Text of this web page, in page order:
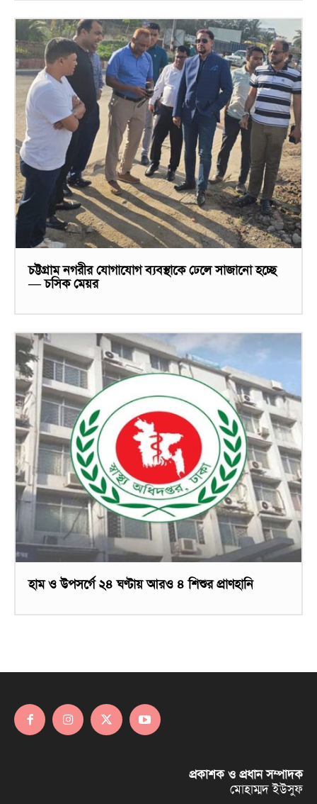
চট্টগ্রাম নগরীর যোগাযোগ ব্যবস্থাকে ঢেলে সাজানো হচ্ছে
— চসিক মেয়র
হাম ও উপসর্গে ২৪ ঘণ্টায় আরও ৪ শিশুর প্রাণহানি
প্রকাশক ও প্রধান সম্পাদক
মোহাম্মদ ইউসুফ